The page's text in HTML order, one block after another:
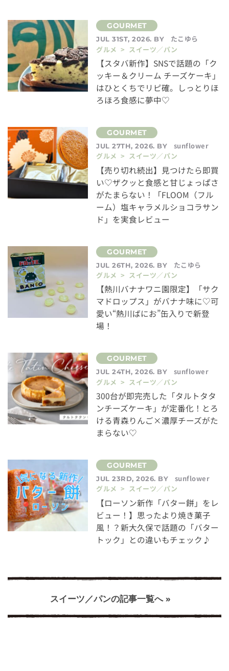
JUL 31ST, 2026. BY
たこゆら
グルメ > スイーツ／パン
【スタバ新作】SNSで話題の「ク
ッキー＆クリーム チーズケーキ」
はひとくちでリピ確。しっとりほ
ろほろ食感に夢中♡
JUL 27TH, 2026. BY
sunflower
グルメ > スイーツ／パン
【売り切れ続出】見つけたら即買
い♡ザクッと食感と甘じょっぱさ
がたまらない！「FLOOM（フル
ーム）塩キャラメルショコラサン
ド」を実食レビュー
JUL 26TH, 2026. BY
たこゆら
グルメ > スイーツ／パン
【熱川バナナワニ園限定】「サク
マドロップス」がバナナ味に♡可
愛い“熱川ばにお”缶入りで新登
場！
JUL 24TH, 2026. BY
sunflower
グルメ > スイーツ／パン
300台が即完売した「タルトタタ
ンチーズケーキ」が定番化！とろ
ける青森りんご×濃厚チーズがた
まらない♡
JUL 23RD, 2026. BY
sunflower
グルメ > スイーツ／パン
【ローソン新作「バター餅」をレ
ビュー！】思ったより焼き菓子
風！？新大久保で話題の「バター
トック」との違いもチェック♪
スイーツ／パンの記事一覧へ »